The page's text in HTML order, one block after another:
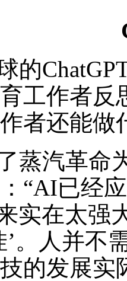
的
工作者反
者还能做
蒸汽革命
“AI已经
实在太
’。人并不
的发展实